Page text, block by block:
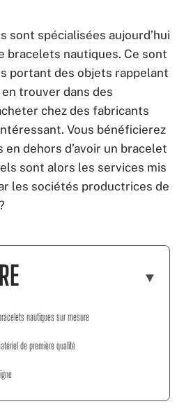
sont spécialisées aujourd’hui
bracelets nautiques. Ce sont
portant des objets rappelant
en trouver dans des
chez des fabricants
Vous bénéficierez
dehors d’avoir un bracelet
sont alors les services mis
les sociétés productrices de
nautiques sur mesure
de première qualité